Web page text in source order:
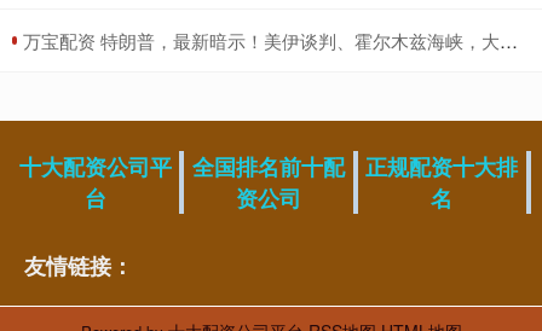
​万宝配资 特朗普，最新暗示！美伊谈判、霍尔木兹海峡，大消息！原油跳水，美股爆发！
十大配资公司平
台
全国排名前十配
资公司
正规配资十大排
名
友情链接：